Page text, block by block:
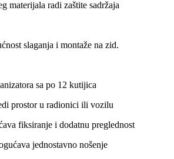
materijala radi zaštite sadržaja
slaganja i montaže na zid.
sa po 12 kutijica
prostor u radionici ili vozilu
fiksiranje i dodatnu preglednost
jednostavno nošenje